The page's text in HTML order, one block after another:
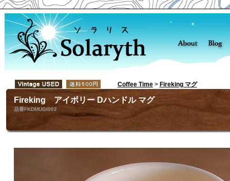
Coffee Time> Fireking マグ
Fireking アイボリー Dハンドル マグ
品番FKDMUGI002